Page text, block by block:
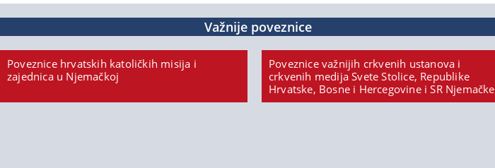
Važnije poveznice
Poveznice hrvatskih katoličkih misija i
zajednica u Njemačkoj
Poveznice važnijih crkvenih ustanova i
crkvenih medija Svete Stolice, Republike
Hrvatske, Bosne i Hercegovine i SR Njemačke